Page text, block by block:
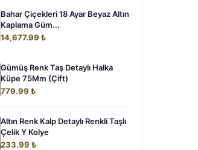
Bahar Çiçekleri 18 Ayar Beyaz Altın
Kaplama Güm...
14,677.99 ₺
Gümüş Renk Taş Detaylı Halka
Küpe 75Mm (Çift)
779.99 ₺
Altın Renk Kalp Detaylı Renkli Taşlı
Çelik Y Kolye
233.99 ₺